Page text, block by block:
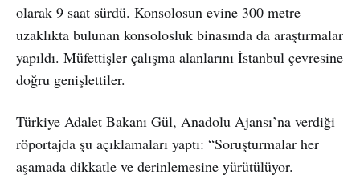
olarak 9 saat sürdü. Konsolosun evine 300 metre
uzaklıkta bulunan konsolosluk binasında da araştırmalar
yapıldı. Müfettişler çalışma alanlarını İstanbul çevresine
doğru genişlettiler.
Türkiye Adalet Bakanı Gül, Anadolu Ajansı’na verdiği
röportajda şu açıklamaları yaptı: “Soruşturmalar her
aşamada dikkatle ve derinlemesine yürütülüyor.